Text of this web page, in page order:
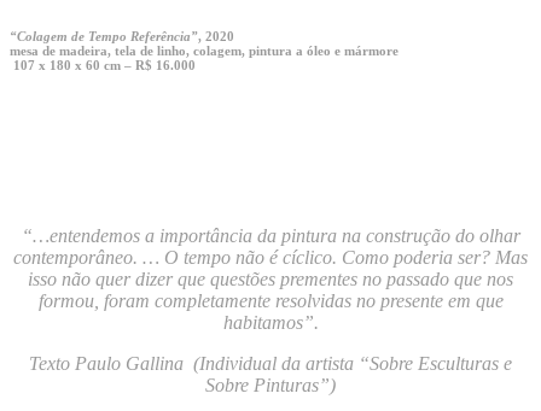
“Colagem de Tempo Referência”, 2020
mesa de madeira, tela de linho, colagem, pintura a óleo e mármore
107 x 180 x 60 cm – R$ 16.000
“…entendemos a importância da pintura na construção do olhar
contemporâneo. … O tempo não é cíclico. Como poderia ser? Mas
isso não quer dizer que questões prementes no passado que nos
formou, foram completamente resolvidas no presente em que
habitamos”.
Texto Paulo Gallina (Individual da artista “Sobre Esculturas e
Sobre Pinturas”)